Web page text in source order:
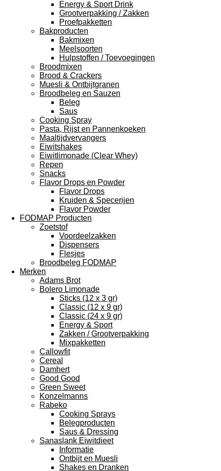
Energy & Sport Drink
Grootverpakking / Zakken
Proefpakketten
Bakproducten
Bakmixen
Meelsoorten
Hulpstoffen / Toevoegingen
Broodmixen
Brood & Crackers
Muesli & Ontbijtgranen
Broodbeleg en Sauzen
Beleg
Saus
Cooking Spray
Pasta, Rijst en Pannenkoeken
Maaltijdvervangers
Eiwitshakes
Eiwitlimonade (Clear Whey)
Repen
Snacks
Flavor Drops en Powder
Flavor Drops
Kruiden & Specerijen
Flavor Powder
FODMAP Producten
Zoetstof
Voordeelzakken
Dispensers
Flesjes
Broodbeleg FODMAP
Merken
Adams Brot
Bolero Limonade
Sticks (12 x 3 gr)
Classic (12 x 9 gr)
Classic (24 x 9 gr)
Energy & Sport
Zakken / Grootverpakking
Mixpakketten
Callowfit
Cereal
Damhert
Good Good
Green Sweet
Konzelmanns
Rabeko
Cooking Sprays
Belegproducten
Saus & Dressing
Sanaslank Eiwitdieet
Informatie
Ontbijt en Muesli
Shakes en Dranken